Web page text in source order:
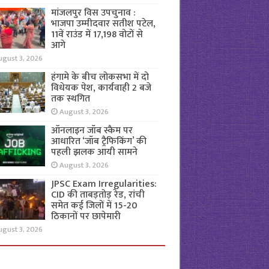
मांजलपुर विस उपचुनाव :
भाजपा उम्मीदवार सतीश पटेल,
11वें राउंड में 17,198 वोटों से
आगे
3, 2026
हंगामे के बीच लोकसभा में दो
विधेयक पेश, कार्यवाही 2 बजे
तक स्थगित
August 3, 2026
ऑनलाइन जॉब स्कैम पर
आधारित ‘जॉब ट्रैफिकिंग’ की
पहली झलक आयी सामने
August 3, 2026
JPSC Exam Irregularities:
CID की ताबड़तोड़ रेड, रांची
समेत कई जिलों में 15-20
ठिकानों पर छापेमारी
3, 2026